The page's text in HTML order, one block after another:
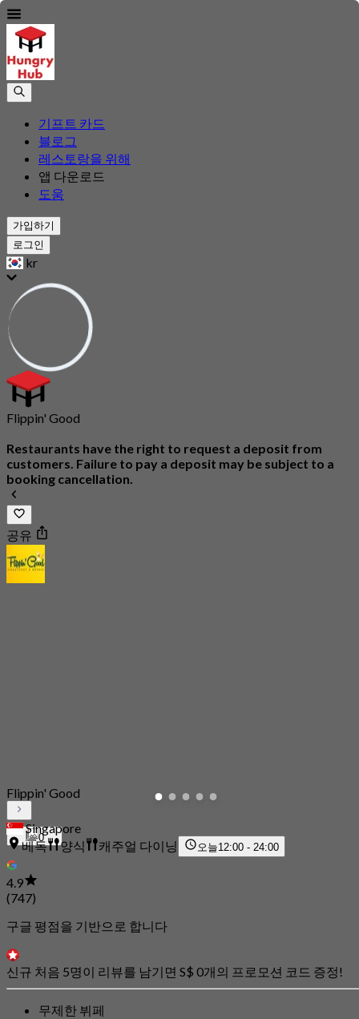
기프트 카드
블로그
레스토랑을 위해
앱 다운로드
도움
가입하기
로그인
kr
Flippin' Good
Restaurants have the right to request a deposit from
customers. Failure to pay a deposit may be subject to a
booking cancellation.
공유
0
Flippin' Good
Singapore
베독
양식 캐주얼 다이닝 오늘12:00 - 24:00
4.9
(747)
구글 평점을 기반으로 합니다
신규 처음 5명이 리뷰를 남기면 S$ 0개의 프로모션 코드 증정!
무제한 뷔페